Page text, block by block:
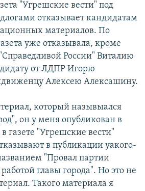
"Угрешские вести" под
отказывает кандидатам
материалов. По
уже отказывала, кроме
России" Виталию
от ЛДПР Игорю
Алексею Алексашину.
который назывыался
он у меня опубликован в
газете "Угрешские вести"
в публикации уакого-
"Провал партии
главы города". Но это не
Такого материала я